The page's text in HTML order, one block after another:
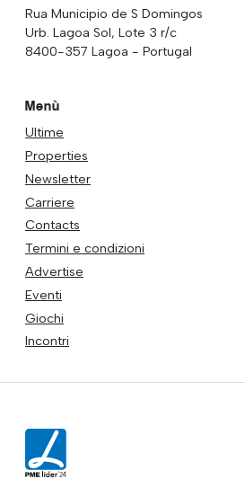
Rua Municipio de S Domingos
Urb. Lagoa Sol, Lote 3 r/c
8400-357 Lagoa - Portugal
Menù
Ultime
Properties
Newsletter
Carriere
Contacts
Termini e condizioni
Advertise
Eventi
Giochi
Incontri